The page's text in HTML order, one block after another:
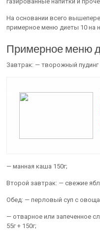
На основании всего
примерное меню диеты 10 на
Примерное меню
Завтрак: — творожный пудинг
— манная каша 150г;
Второй завтрак: — свежие
Обед: — перловый суп с
— отварное или запеченное
55г + 150г;